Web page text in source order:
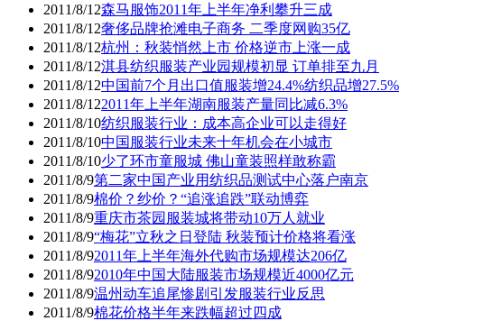
2011/8/12森马服饰2011年上半年净利攀升三成
2011/8/12奢侈品牌抢滩电子商务 二季度网购35亿
2011/8/12杭州：秋装悄然上市 价格逆市上涨一成
2011/8/12淇县纺织服装产业园规模初显 订单排至九月
2011/8/12中国前7个月出口值服装增24.4%纺织品增27.5%
2011/8/122011年上半年湖南服装产量同比减6.3%
2011/8/10纺织服装行业：成本高企业可以走得好
2011/8/10中国服装行业未来十年机会在小城市
2011/8/10少了环市童服城 佛山童装照样敢称霸
2011/8/9第二家中国产业用纺织品测试中心落户南京
2011/8/9棉价？纱价？“追涨追跌”联动博弈
2011/8/9重庆市茶园服装城将带动10万人就业
2011/8/9“梅花”立秋之日登陆 秋装预计价格将看涨
2011/8/92011年上半年海外代购市场规模达206亿
2011/8/92010年中国大陆服装市场规模近4000亿元
2011/8/9温州动车追尾惨剧引发服装行业反思
2011/8/9棉花价格半年来跌幅超过四成